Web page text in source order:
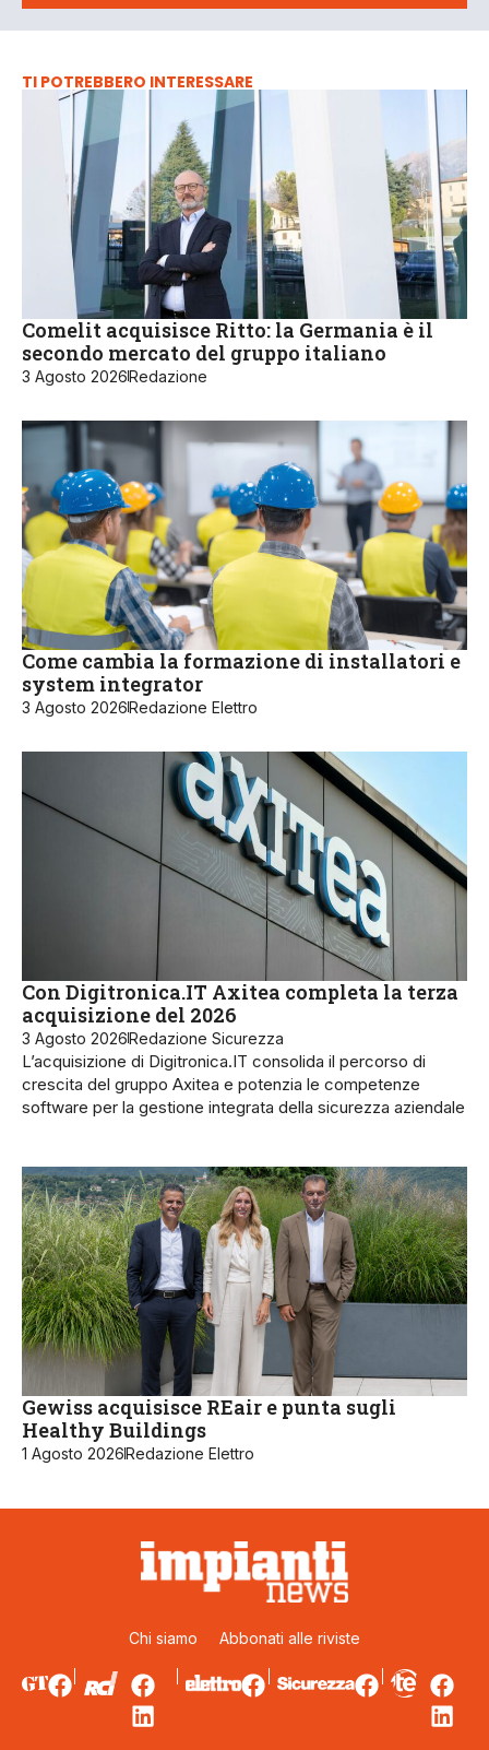
TI POTREBBERO INTERESSARE
Comelit acquisisce Ritto: la Germania è il
secondo mercato del gruppo italiano
3 Agosto 2026Redazione
Come cambia la formazione di installatori e
system integrator
3 Agosto 2026Redazione Elettro
Con Digitronica.IT Axitea completa la terza
acquisizione del 2026
3 Agosto 2026Redazione Sicurezza
L’acquisizione di Digitronica.IT consolida il percorso di
crescita del gruppo Axitea e potenzia le competenze
software per la gestione integrata della sicurezza aziendale
Gewiss acquisisce REair e punta sugli
Healthy Buildings
1 Agosto 2026Redazione Elettro
Chi siamo Abbonati alle riviste